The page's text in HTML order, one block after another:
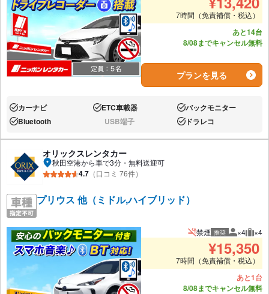
7時間（免責補償・税込）
あと14台
8/08までキャンセル無料
プランを見る
あり:カーナビ あり:ETC車載器 あり:バックモニター
あり:Bluetooth なし:USB端子 あり:ドラレコ
オリックスレンタカー
秋田空港から車で3分・無料送迎可
4.7 （口コミ 76件）
プリウス 他（ミドル,ハイブリッド）
禁煙 推奨 推奨人数
×4 推
×4
¥15,350
7時間（免責補償・税込）
あと1台
8/08までキャンセル無料